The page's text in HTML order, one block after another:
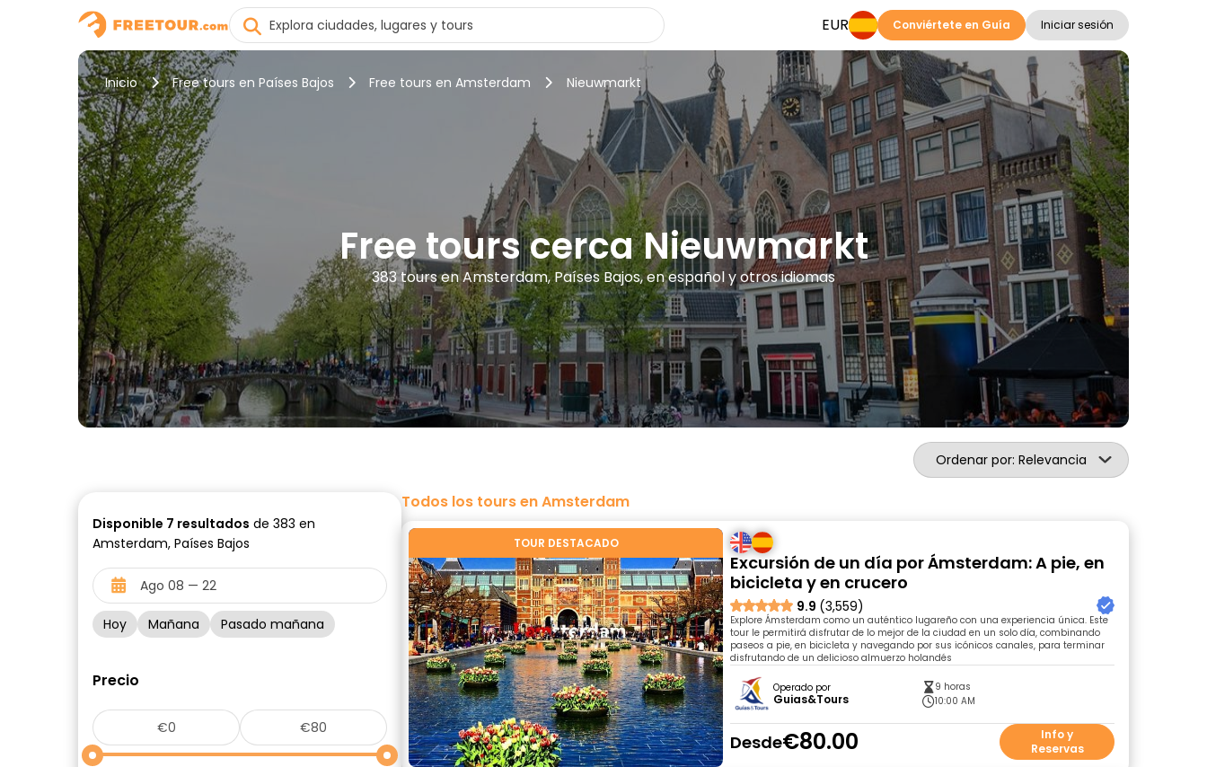
EUR Conviértete en Guía Iniciar sesión
Inicio Free tours en Países Bajos Free tours en Amsterdam Nieuwmarkt
Free tours cerca Nieuwmarkt
383 tours en Amsterdam, Países Bajos, en español y otros idiomas
Ordenar por: Relevancia
Disponible 7 resultados de 383 en
Amsterdam, Países Bajos
Hoy Mañana Pasado mañana
Precio
Todos los tours en Amsterdam
TOUR DESTACADO
Excursión de un día por Ámsterdam: A pie, en
bicicleta y en crucero
9.9 (3,559)
Explore Ámsterdam como un auténtico lugareño con una experiencia única. Este
tour le permitirá disfrutar de lo mejor de la ciudad en un solo día, combinando
paseos a pie, en bicicleta y navegando por sus icónicos canales, para terminar
disfrutando de un delicioso almuerzo holandés
Operado por
Guias&Tours
9 horas
10:00 AM
Desde€80.00
Info y
Reservas